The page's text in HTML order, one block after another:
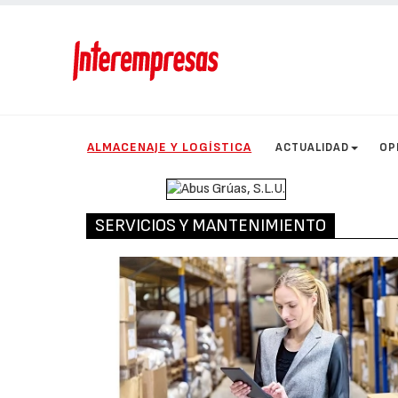
ALMACENAJE Y LOGÍSTICA ACTUALIDAD
SERVICIOS Y MANTENIMIENTO